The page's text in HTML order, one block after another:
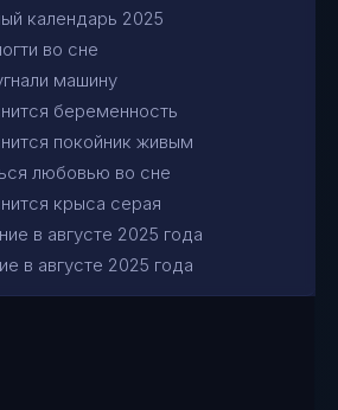
календарь 2025
во сне
машину
беременность
покойник живым
любовью во сне
крыса серая
в августе 2025 года
в августе 2025 года